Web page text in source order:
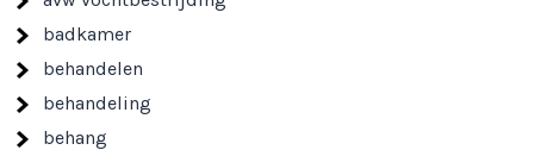
badkamer
behandelen
behandeling
behang